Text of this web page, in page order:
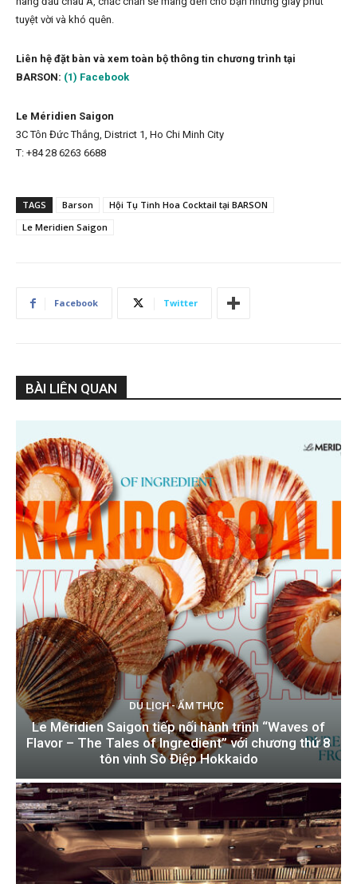
tuyệt vời và khó quên.
Liên hệ đặt bàn và xem toàn bộ thông tin chương trình tại
BARSON: (1) Facebook
Le Méridien Saigon
3C Tôn Đức Thắng, District 1, Ho Chi Minh City
T: +84 28 6263 6688
TAGS Barson
Hội Tụ Tinh Hoa Cocktail tại BARSON
Le Meridien Saigon
Facebook Twitter
BÀI LIÊN QUAN
DU LỊCH - ẨM THỰC
Le Méridien Saigon tiếp nối hành trình “Waves of
Flavor – The Tales of Ingredient” với chương thứ 8
tôn vinh Sò Điệp Hokkaido